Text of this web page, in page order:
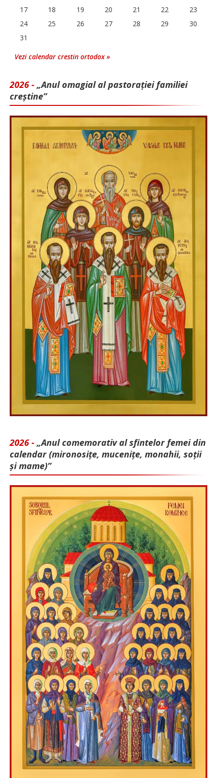
17
18 19 20 21 22
23
24
25 26 27 28 29
30
31
Vezi calendar crestin ortodox »
2026 - „Anul omagial al pastorației familiei
creștine”
2026 - „Anul comemorativ al sfintelor femei din
calendar (mironosițe, mu­cenițe, monahii, soții
și mame)”